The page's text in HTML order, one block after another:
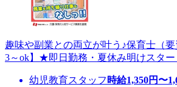
趣味や副業との両立が叶う♪保育士（
3～ok】★即日勤務・夏休み明けスター
幼児教育スタッフ 時給1,350円〜